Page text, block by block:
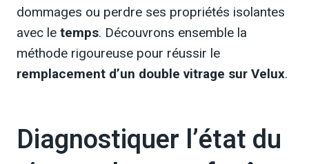
dommages ou perdre ses propriétés isolantes
avec le temps. Découvrons ensemble la
méthode rigoureuse pour réussir le
remplacement d’un double vitrage sur Velux.
Diagnostiquer l’état du